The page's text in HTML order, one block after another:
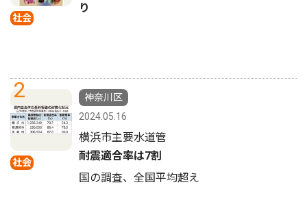
社会
り
2
社会
神奈川区
2024.05.16
横浜市主要水道管
耐震適合率は7割
国の調査、全国平均超え